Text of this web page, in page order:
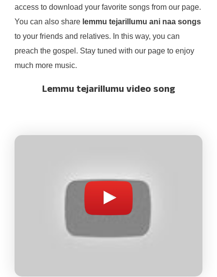
access to download your favorite songs from our page.
You can also share lemmu tejarillumu ani naa songs
to your friends and relatives. In this way, you can
preach the gospel. Stay tuned with our page to enjoy
much more music.
Lemmu tejarillumu video song